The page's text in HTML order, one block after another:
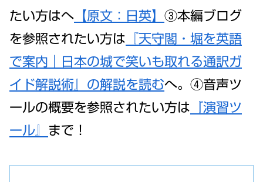
たい方はへ 【原文：日英】 ③本編ブログ
を参照されたい方は 『天守閣・堀を英語
で案内｜日本の城で笑いも取れる通訳ガ
イド解説術』の解説を読むへ。④音声ツ
ールの概要を参照されたい方は 『演習ツ
ール』 まで！